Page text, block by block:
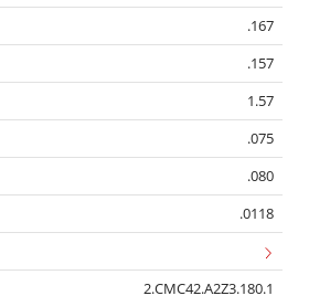
.167
.157
1.57
.075
.080
.0118
2.CMC42.A2Z3.180.1